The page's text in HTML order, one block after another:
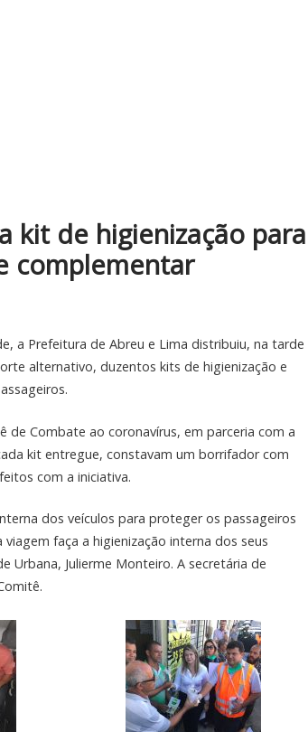
kit de higienização para
complementar
a Prefeitura de Abreu e Lima distribuiu, na tarde
alternativo, duzentos kits de higienização e
Combate ao coronavírus, em parceria com a
kit entregue, constavam um borrifador com
com a iniciativa.
dos veículos para proteger os passageiros
faça a higienização interna dos seus
Urbana, Julierme Monteiro. A secretária de